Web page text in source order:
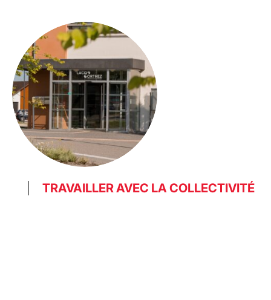
TRAVAILLER AVEC LA COLLECTIVITÉ